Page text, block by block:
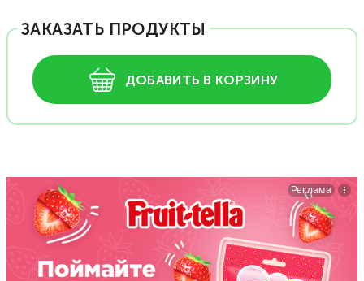
ЗАКАЗАТЬ ПРОДУКТЫ
ДОБАВИТЬ В КОРЗИНУ